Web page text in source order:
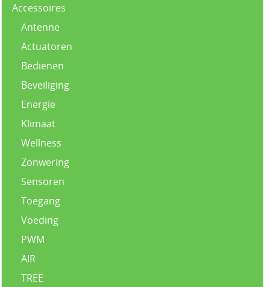
Accessoires
Antenne
Actuatoren
Bedienen
Beveiliging
Energie
Klimaat
Wellness
Zonwering
Sensoren
Toegang
Voeding
PWM
AIR
TREE